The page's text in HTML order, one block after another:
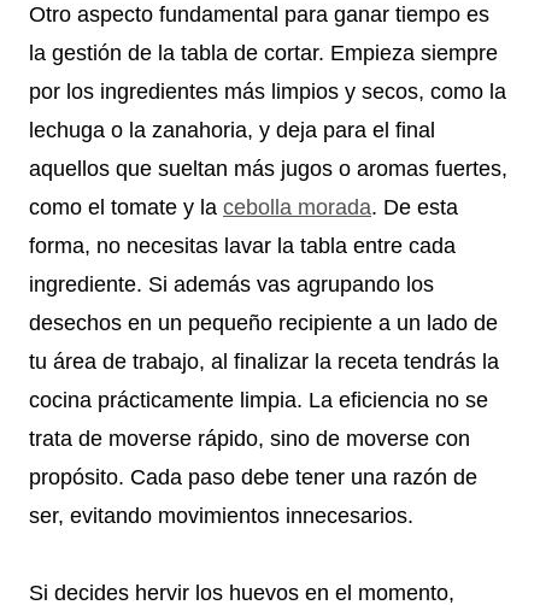
Otro aspecto fundamental para ganar tiempo es
la gestión de la tabla de cortar. Empieza siempre
por los ingredientes más limpios y secos, como la
lechuga o la zanahoria, y deja para el final
aquellos que sueltan más jugos o aromas fuertes,
como el tomate y la cebolla morada. De esta
forma, no necesitas lavar la tabla entre cada
ingrediente. Si además vas agrupando los
desechos en un pequeño recipiente a un lado de
tu área de trabajo, al finalizar la receta tendrás la
cocina prácticamente limpia. La eficiencia no se
trata de moverse rápido, sino de moverse con
propósito. Cada paso debe tener una razón de
ser, evitando movimientos innecesarios.
Si decides hervir los huevos en el momento,